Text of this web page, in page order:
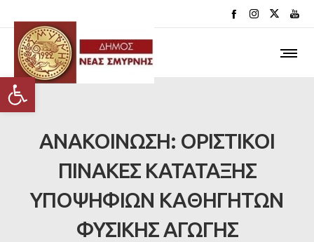
Ανοίξτε τη γραμμή εργαλείων
ΑΝΑΚΟΙΝΩΣΗ: ΟΡΙΣΤΙΚΟΙ
ΠΙΝΑΚΕΣ ΚΑΤΑΤΑΞΗΣ
ΥΠΟΨΗΦΙΩΝ ΚΑΘΗΓΗΤΩΝ
ΦΥΣΙΚΗΣ ΑΓΩΓΗΣ